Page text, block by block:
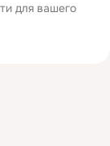
для вашего